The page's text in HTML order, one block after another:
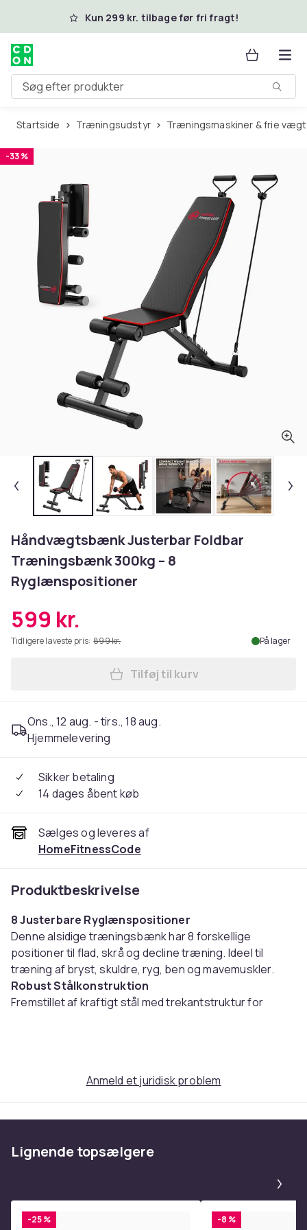
Spring til hovedindhold
Kun 299 kr. tilbage før fri fragt!
Søg efter produkter
Startside Træningsudstyr Træningsmaskiner & frie
-33 %
Håndvægtsbænk Justerbar Foldbar
Træningsbænk 300kg – 8
Ryglænspositioner
599 kr.
Tidligere laveste pris: 899 kr. På lager
Læg Håndvægtsbænk
Tilføj til kurv
Ons., 12 aug. - tirs., 18 aug.
Hjemmelevering
Sikker betaling
14 dages åbent køb
Sælges og leveres af
HomeFitnessCode
Produktbeskrivelse
8 Justerbare Ryglænspositioner
Denne alsidige træningsbænk har 8 forskellige
positioner til flad, skrå og decline træning. Ideel til
træning af bryst, skuldre, ryg, ben og mavemuskler.
Robust Stålkonstruktion
Fremstillet af kraftigt stål med trekantstruktur for
læder giver høj komfort selv under længere
Sammenfoldeligt Design
opbevare efter brug – perfekt til hjemmegym,
Stigeformet justeringssystem med automatisk lås gør
det hurtigt og sikkert at ændre position mellem
Anmeld et juridisk problem
Lignende topsælgere
-25 % -8 %